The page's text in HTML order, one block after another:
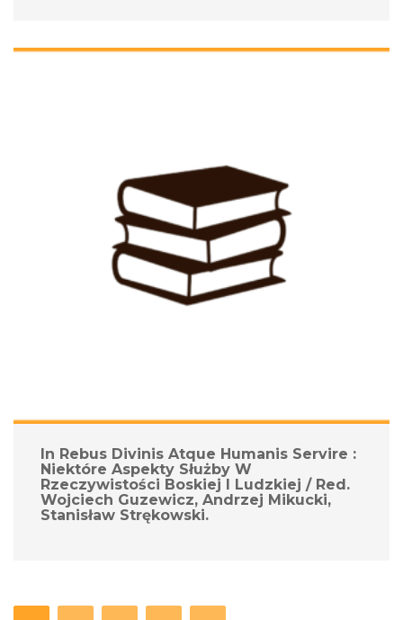
In Rebus Divinis Atque Humanis Servire :
Niektóre Aspekty Służby W
Rzeczywistości Boskiej I Ludzkiej / Red.
Wojciech Guzewicz, Andrzej Mikucki,
Stanisław Strękowski.